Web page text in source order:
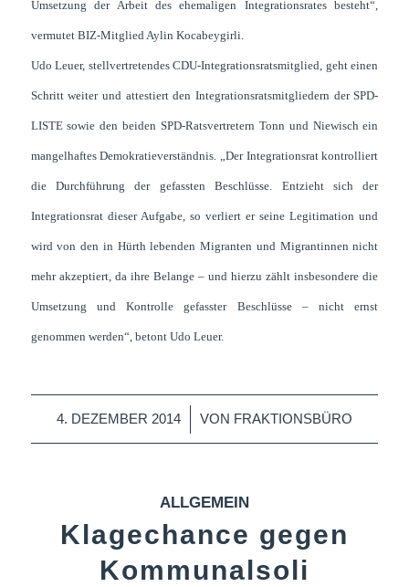
Umsetzung der Arbeit des ehemaligen Integrationsrates besteht“,
vermutet BIZ-Mitglied Aylin Kocabeygirli.
Udo Leuer, stellvertretendes CDU-Integrationsratsmitglied, geht einen
Schritt weiter und attestiert den Integrationsratsmitgliedern der SPD-
LISTE sowie den beiden SPD-Ratsvertretern Tonn und Niewisch ein
mangelhaftes Demokratieverständnis. „Der Integrationsrat kontrolliert
die Durchführung der gefassten Beschlüsse. Entzieht sich der
Integrationsrat dieser Aufgabe, so verliert er seine Legitimation und
wird von den in Hürth lebenden Migranten und Migrantinnen nicht
mehr akzeptiert, da ihre Belange – und hierzu zählt insbesondere die
Umsetzung und Kontrolle gefasster Beschlüsse – nicht ernst
genommen werden“, betont Udo Leuer.
4. DEZEMBER 2014
/ VON FRAKTIONSBÜRO
ALLGEMEIN
Klagechance gegen
Kommunalsoli